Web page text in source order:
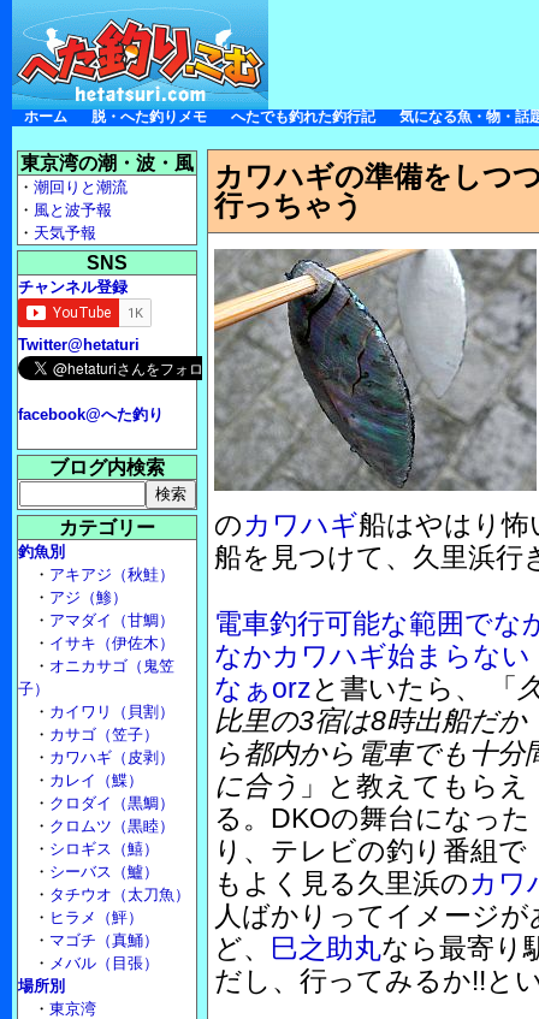
ホーム 脱・へた釣りメモ へたでも釣れた釣行記 気になる魚・物・話
カワハギの準備をしつ
行っちゃう
のカワハギ船はやはり怖
船を見つけて、久里浜行
電車釣行可能な範囲でな
なかカワハギ始まらない
なぁorzと書いたら、 「
比里の3宿は8時出船だか
ら都内から電車でも十分
に合う 」と教えてもらえ
る。DKOの舞台になった
り、テレビの釣り番組で
もよく見る久里浜のカワ
人ばかりってイメージ
ど、 巳之助丸なら最寄り
だし、行ってみるか!!と
東京湾の潮・波・風
・ 潮回りと潮流
・ 風と波予報
・ 天気予報
SNS
チャンネル登録
Twitter@hetaturi
facebook@へた釣り
ブログ内検索
カテゴリー
釣魚別
・ アキアジ（秋鮭）
・ アジ（鯵）
・ アマダイ（甘鯛）
・ イサキ（伊佐木）
・ オニカサゴ（鬼笠
子）
・ カイワリ（貝割）
・ カサゴ（笠子）
・ カワハギ（皮剥）
・ カレイ（鰈）
・ クロダイ（黒鯛）
・ クロムツ（黒睦）
・ シロギス（鱚）
・ シーバス（鱸）
・ タチウオ（太刀魚）
・ ヒラメ（鮃）
・ マゴチ（真鯒）
・ メバル（目張）
場所別
・ 東京湾